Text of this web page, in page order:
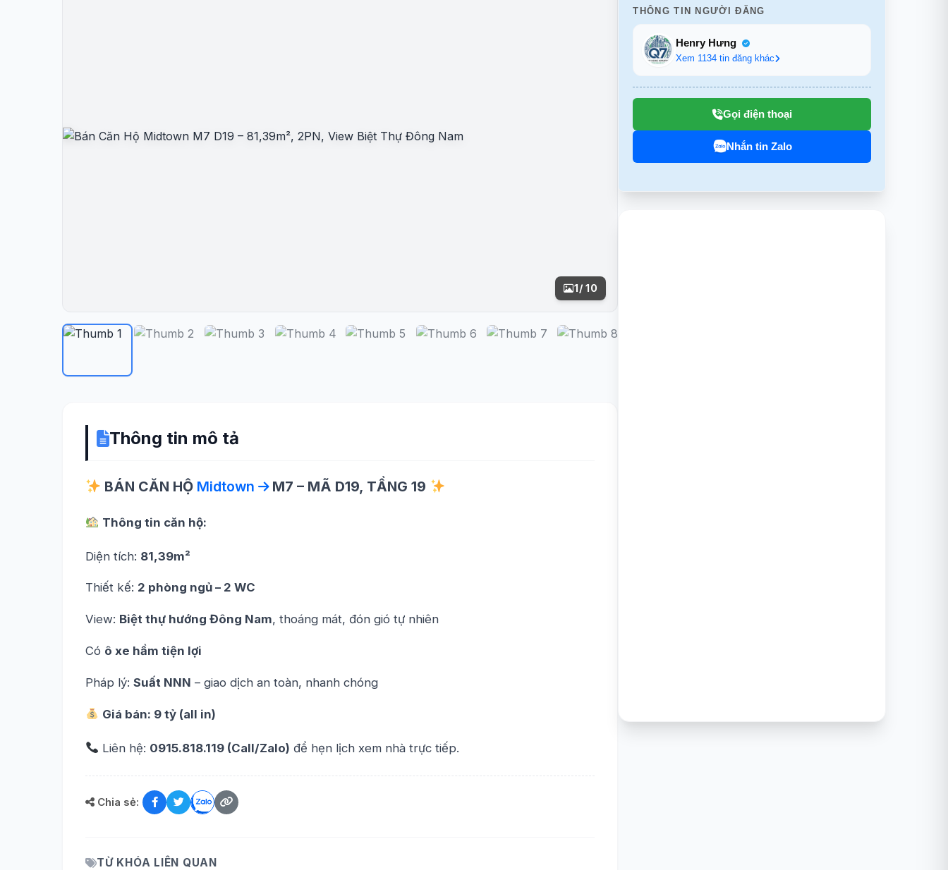
1/ 10
Thông tin mô tả
BÁN CĂN HỘ Midtown M7 – MÃ D19, TẦNG 19
Thông tin căn hộ:
Diện tích: 81,39m²
Thiết kế: 2 phòng ngủ – 2 WC
View: Biệt thự hướng Đông Nam, thoáng mát, đón gió tự nhiên
Có ô xe hầm tiện lợi
Pháp lý: Suất NNN – giao dịch an toàn, nhanh chóng
Giá bán: 9 tỷ (all in)
Liên hệ: 0915.818.119 (Call/Zalo) để hẹn lịch xem nhà trực tiếp.
Chia sẻ:
TỪ KHÓA LIÊN QUAN
THÔNG TIN NGƯỜI ĐĂNG
Henry Hưng
Xem 1134 tin đăng khác
Gọi điện thoại
Nhắn tin Zalo